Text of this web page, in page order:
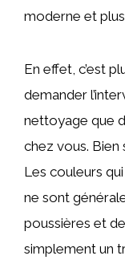
moderne et
En effet, c’est
demander
nettoyage que
chez vous. Bien
Les couleurs
ne sont
poussières et
simplement un